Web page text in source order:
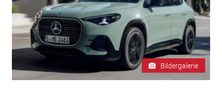
Bildergalerie